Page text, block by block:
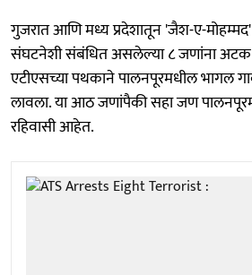
गुजरात आणि मध्य प्रदेशातून 'जैश-ए-
संघटनेशी संबंधित असलेल्या ८ जणांना
एटीएसच्या पथकाने पालनपूरमधील भागल
लावला. या आठ जणांपैकी सहा जण
रहिवासी आहेत.